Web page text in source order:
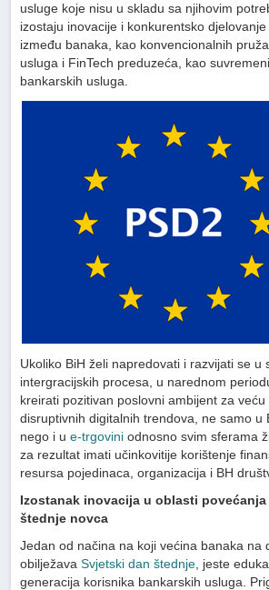
usluge koje nisu u skladu sa njihovim
izostaju inovacije i konkurentsko djelovanje
između banaka, kao konvencionalnih
usluga i FinTech preduzeća, kao
bankarskih usluga.
Ukoliko BiH želi napredovati i razvijati se u
intergracijskih procesa, u narednom
kreirati pozitivan poslovni ambijent za veću
disruptivnih digitalnih trendova, ne samo u
nego i ue-trgovini odnosno svim sferama
za rezultat imati učinkovitije korištenje
resursa pojedinaca, organizacija i BH
Izostanak inovacija u oblasti
štednje novca
Jedan od načina na koji većina banaka na
obilježavaSvjetski dan štednje , jeste
generacija korisnika bankarskih usluga.